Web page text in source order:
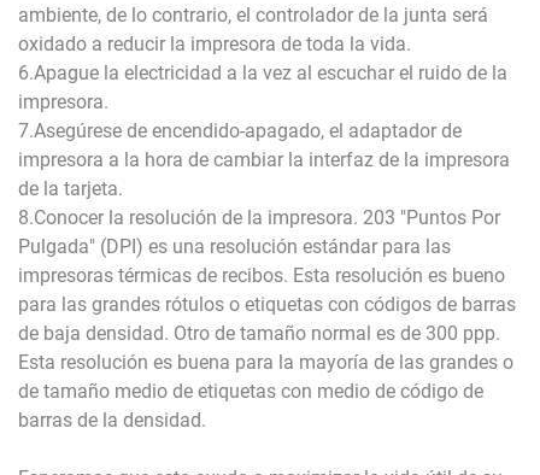
ambiente, de lo contrario, el controlador de la junta será
oxidado a reducir la impresora de toda la vida.
6.Apague la electricidad a la vez al escuchar el ruido de la
impresora.
7.Asegúrese de encendido-apagado, el adaptador de
impresora a la hora de cambiar la interfaz de la impresora
de la tarjeta.
8.Conocer la resolución de la impresora. 203 "Puntos Por
Pulgada" (DPI) es una resolución estándar para las
impresoras térmicas de recibos. Esta resolución es bueno
para las grandes rótulos o etiquetas con códigos de barras
de baja densidad. Otro de tamaño normal es de 300 ppp.
Esta resolución es buena para la mayoría de las grandes o
de tamaño medio de etiquetas con medio de código de
barras de la densidad.